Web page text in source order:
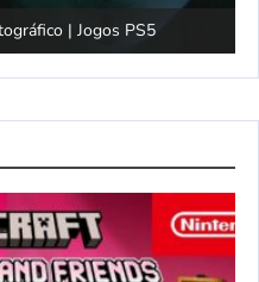
| Jogos PS5